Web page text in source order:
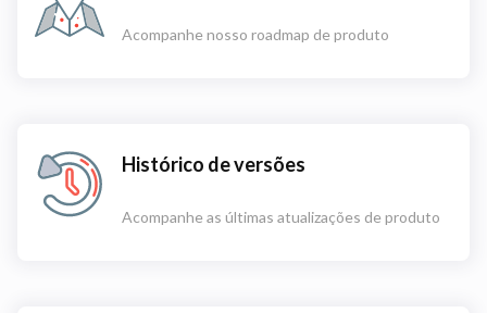
Acompanhe nosso roadmap de produto
Histórico de versões
Acompanhe as últimas atualizações de produto